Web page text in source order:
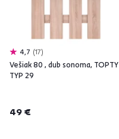
4,7 17
Vešiak 80 , dub sonoma, TOPTY
TYP 29
49 €